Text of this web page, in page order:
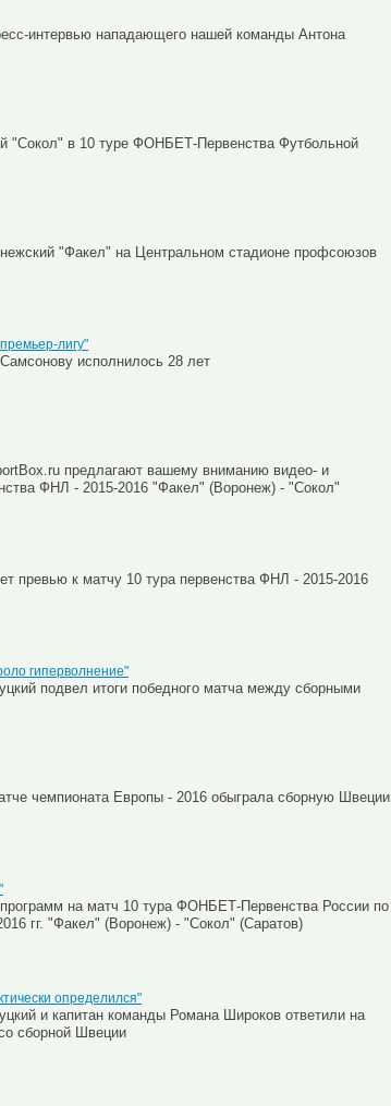
интервью нападающего нашей команды Антона
"Сокол" в 10 туре ФОНБЕТ-Первенства Футбольной
"Факел" на Центральном стадионе профсоюзов
лигу"
исполнилось 28 лет
предлагают вашему вниманию видео- и
ФНЛ - 2015-2016 "Факел" (Воронеж) - "Сокол"
превью к матчу 10 тура первенства ФНЛ - 2015-2016
гиперволнение"
подвел итоги победного матча между сборными
чемпионата Европы - 2016 обыграла сборную Швеции
на матч 10 тура ФОНБЕТ-Первенства России по
гг. "Факел" (Воронеж) - "Сокол" (Саратов)
определился"
и капитан команды Романа Широков ответили на
сборной Швеции